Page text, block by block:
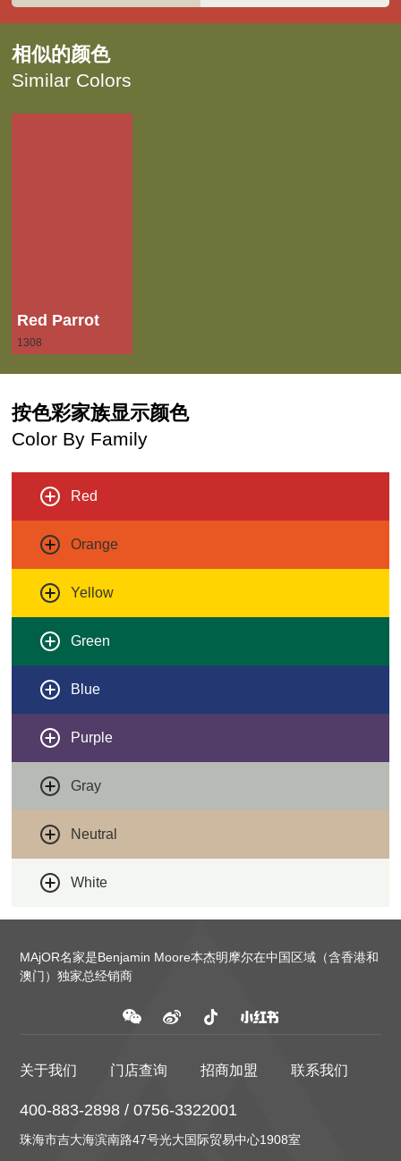
相似的颜色
Similar Colors
Red Parrot
1308
按色彩家族显示颜色
Color By Family
Red
Orange
Yellow
Green
Blue
Purple
Gray
Neutral
White
MAjOR名家是Benjamin Moore本杰明摩尔在中国区域（含香港和
澳门）独家总经销商
关于我们 门店查询 招商加盟 联系我们
400-883-2898 / 0756-3322001
珠海市吉大海滨南路47号光大国际贸易中心1908室